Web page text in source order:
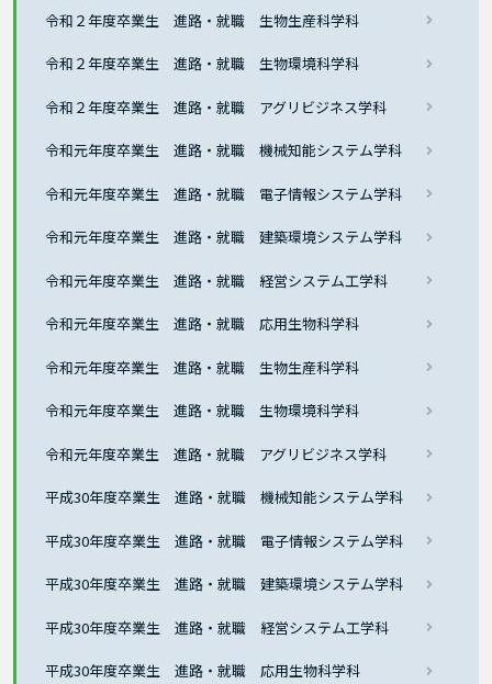
令和２年度卒業生 進路・就職 生物生産科学科
令和２年度卒業生 進路・就職 生物環境科学科
令和２年度卒業生 進路・就職 アグリビジネス学科
令和元年度卒業生 進路・就職 機械知能システム学科
令和元年度卒業生 進路・就職 電子情報システム学科
令和元年度卒業生 進路・就職 建築環境システム学科
令和元年度卒業生 進路・就職 経営システム工学科
令和元年度卒業生 進路・就職 応用生物科学科
令和元年度卒業生 進路・就職 生物生産科学科
令和元年度卒業生 進路・就職 生物環境科学科
令和元年度卒業生 進路・就職 アグリビジネス学科
平成30年度卒業生 進路・就職 機械知能システム学科
平成30年度卒業生 進路・就職 電子情報システム学科
平成30年度卒業生 進路・就職 建築環境システム学科
平成30年度卒業生 進路・就職 経営システム工学科
平成30年度卒業生 進路・就職 応用生物科学科